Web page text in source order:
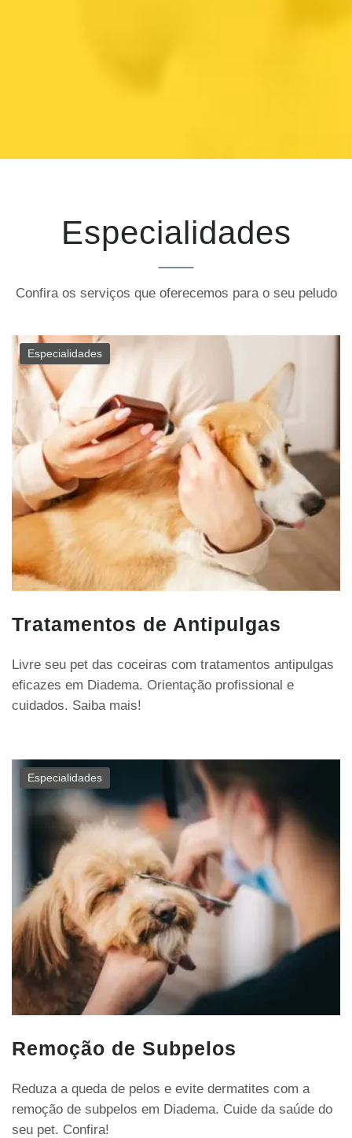
Especialidades
Confira os serviços que oferecemos para o seu peludo
Especialidades
Tratamentos de Antipulgas
Livre seu pet das coceiras com tratamentos antipulgas
eficazes em Diadema. Orientação profissional e
cuidados. Saiba mais!
Especialidades
Remoção de Subpelos
Reduza a queda de pelos e evite dermatites com a
remoção de subpelos em Diadema. Cuide da saúde do
seu pet. Confira!